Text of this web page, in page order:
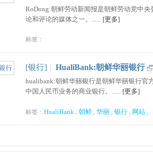
RoDong:朝鲜劳动新闻报是朝鲜劳动党中
论和评论的媒体之一。...... [更多]
标签：
[银行] | HualiBank:朝鲜华丽银行
hualibank:朝鲜华丽银行是朝鲜华丽银行官
中国人民币业务的商业银行。...... [更多]
标签： HualiBank , 朝鲜 , 华丽 , 银行 , 网站 ,